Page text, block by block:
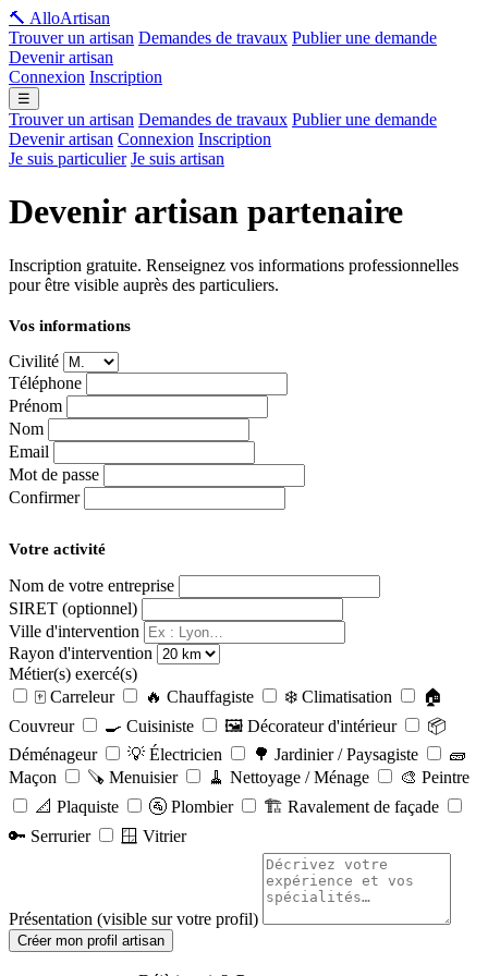
🔨 AlloArtisan
Trouver un artisan Demandes de travaux Publier une demande
Devenir artisan
Connexion Inscription
☰
Trouver un artisan Demandes de travaux Publier une demande
Devenir artisan Connexion Inscription
Je suis particulier Je suis artisan
Devenir artisan partenaire
Inscription gratuite. Renseignez vos informations professionnelles
pour être visible auprès des particuliers.
Vos informations
Civilité
Téléphone
Prénom
Nom
Email
Mot de passe
Confirmer
Votre activité
Nom de votre entreprise
SIRET (optionnel)
Ville d'intervention
Rayon d'intervention
Métier(s) exercé(s)
🀄 Carreleur
🔥 Chauffagiste ❄️ Climatisation
🏠
Couvreur
🍳 Cuisiniste 🖼️ Décorateur d'intérieur
📦
Déménageur
💡 Électricien 🌳 Jardinier / Paysagiste
🧱
Maçon
🪚 Menuisier 🧹 Nettoyage / Ménage
🎨 Peintre
📐 Plaquiste
🚰 Plombier
🏗️ Ravalement de façade
🔑 Serrurier
🪟 Vitrier
Présentation (visible sur votre profil)
Créer mon profil artisan